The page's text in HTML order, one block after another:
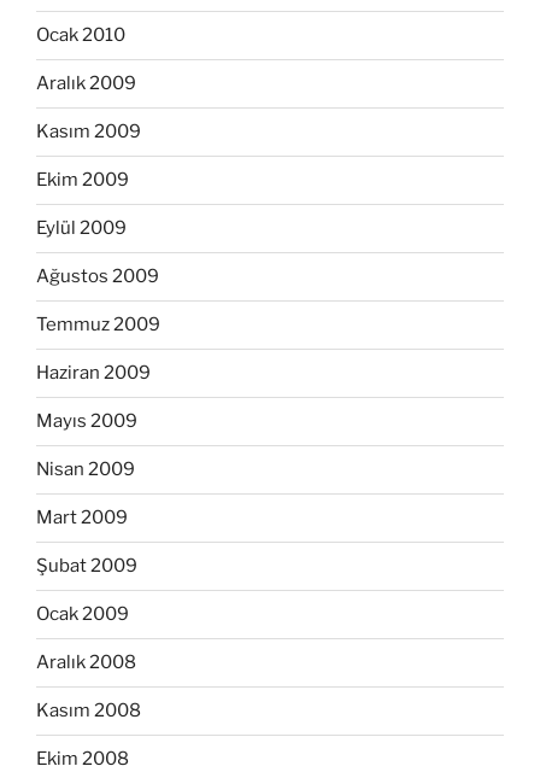
Ocak 2010
Aralık 2009
Kasım 2009
Ekim 2009
Eylül 2009
Ağustos 2009
Temmuz 2009
Haziran 2009
Mayıs 2009
Nisan 2009
Mart 2009
Şubat 2009
Ocak 2009
Aralık 2008
Kasım 2008
Ekim 2008